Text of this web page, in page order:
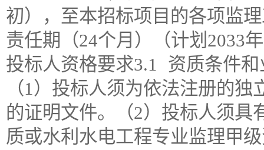
初），至本招标项目的各项监
责任期（24个月）（计划2033
投标人资格要求3.1 资质条件
（1）投标人须为依法注册的
的证明文件。（2）投标人须具
质或水利水电工程专业监理甲